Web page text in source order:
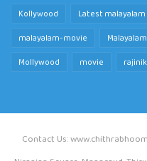
Kollywood
Latest
malayalam-movie
Mollywood
movie
Contact Us: